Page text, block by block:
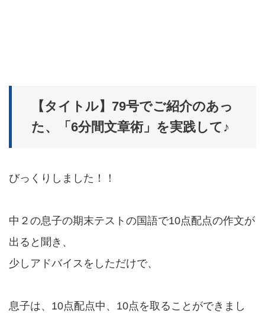
【タイトル】79号でご紹介のあっ
た、「6分間文章術」を実践して♪
びっくりしました！！
中２の息子の期末テストの国語で10点配点の作文が
出ると聞き、
少しアドバイスをしただけで、
息子は、10点配点中、10点を取ることができまし